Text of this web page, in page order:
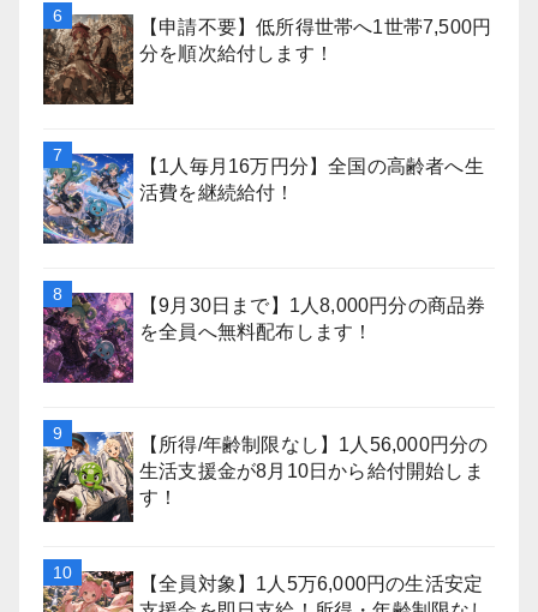
【申請不要】低所得世帯へ1世帯7,500円
分を順次給付します！
【1人毎月16万円分】全国の高齢者へ生
活費を継続給付！
【9月30日まで】1人8,000円分の商品券
を全員へ無料配布します！
【所得/年齢制限なし】1人56,000円分の
生活支援金が8月10日から給付開始しま
す！
【全員対象】1人5万6,000円の生活安定